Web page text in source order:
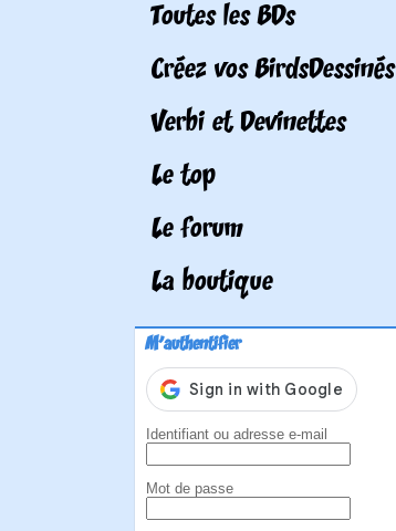
Toutes les BDs
Créez vos BirdsDessinés
Verbi et Devinettes
Le top
Le forum
La boutique
M'authentifier
Identifiant ou adresse e-mail
Mot de passe